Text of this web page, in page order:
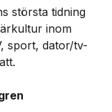
största tidning
inom
sport, dator/tv-